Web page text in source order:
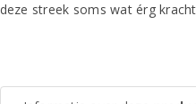
deze streek soms wat érg